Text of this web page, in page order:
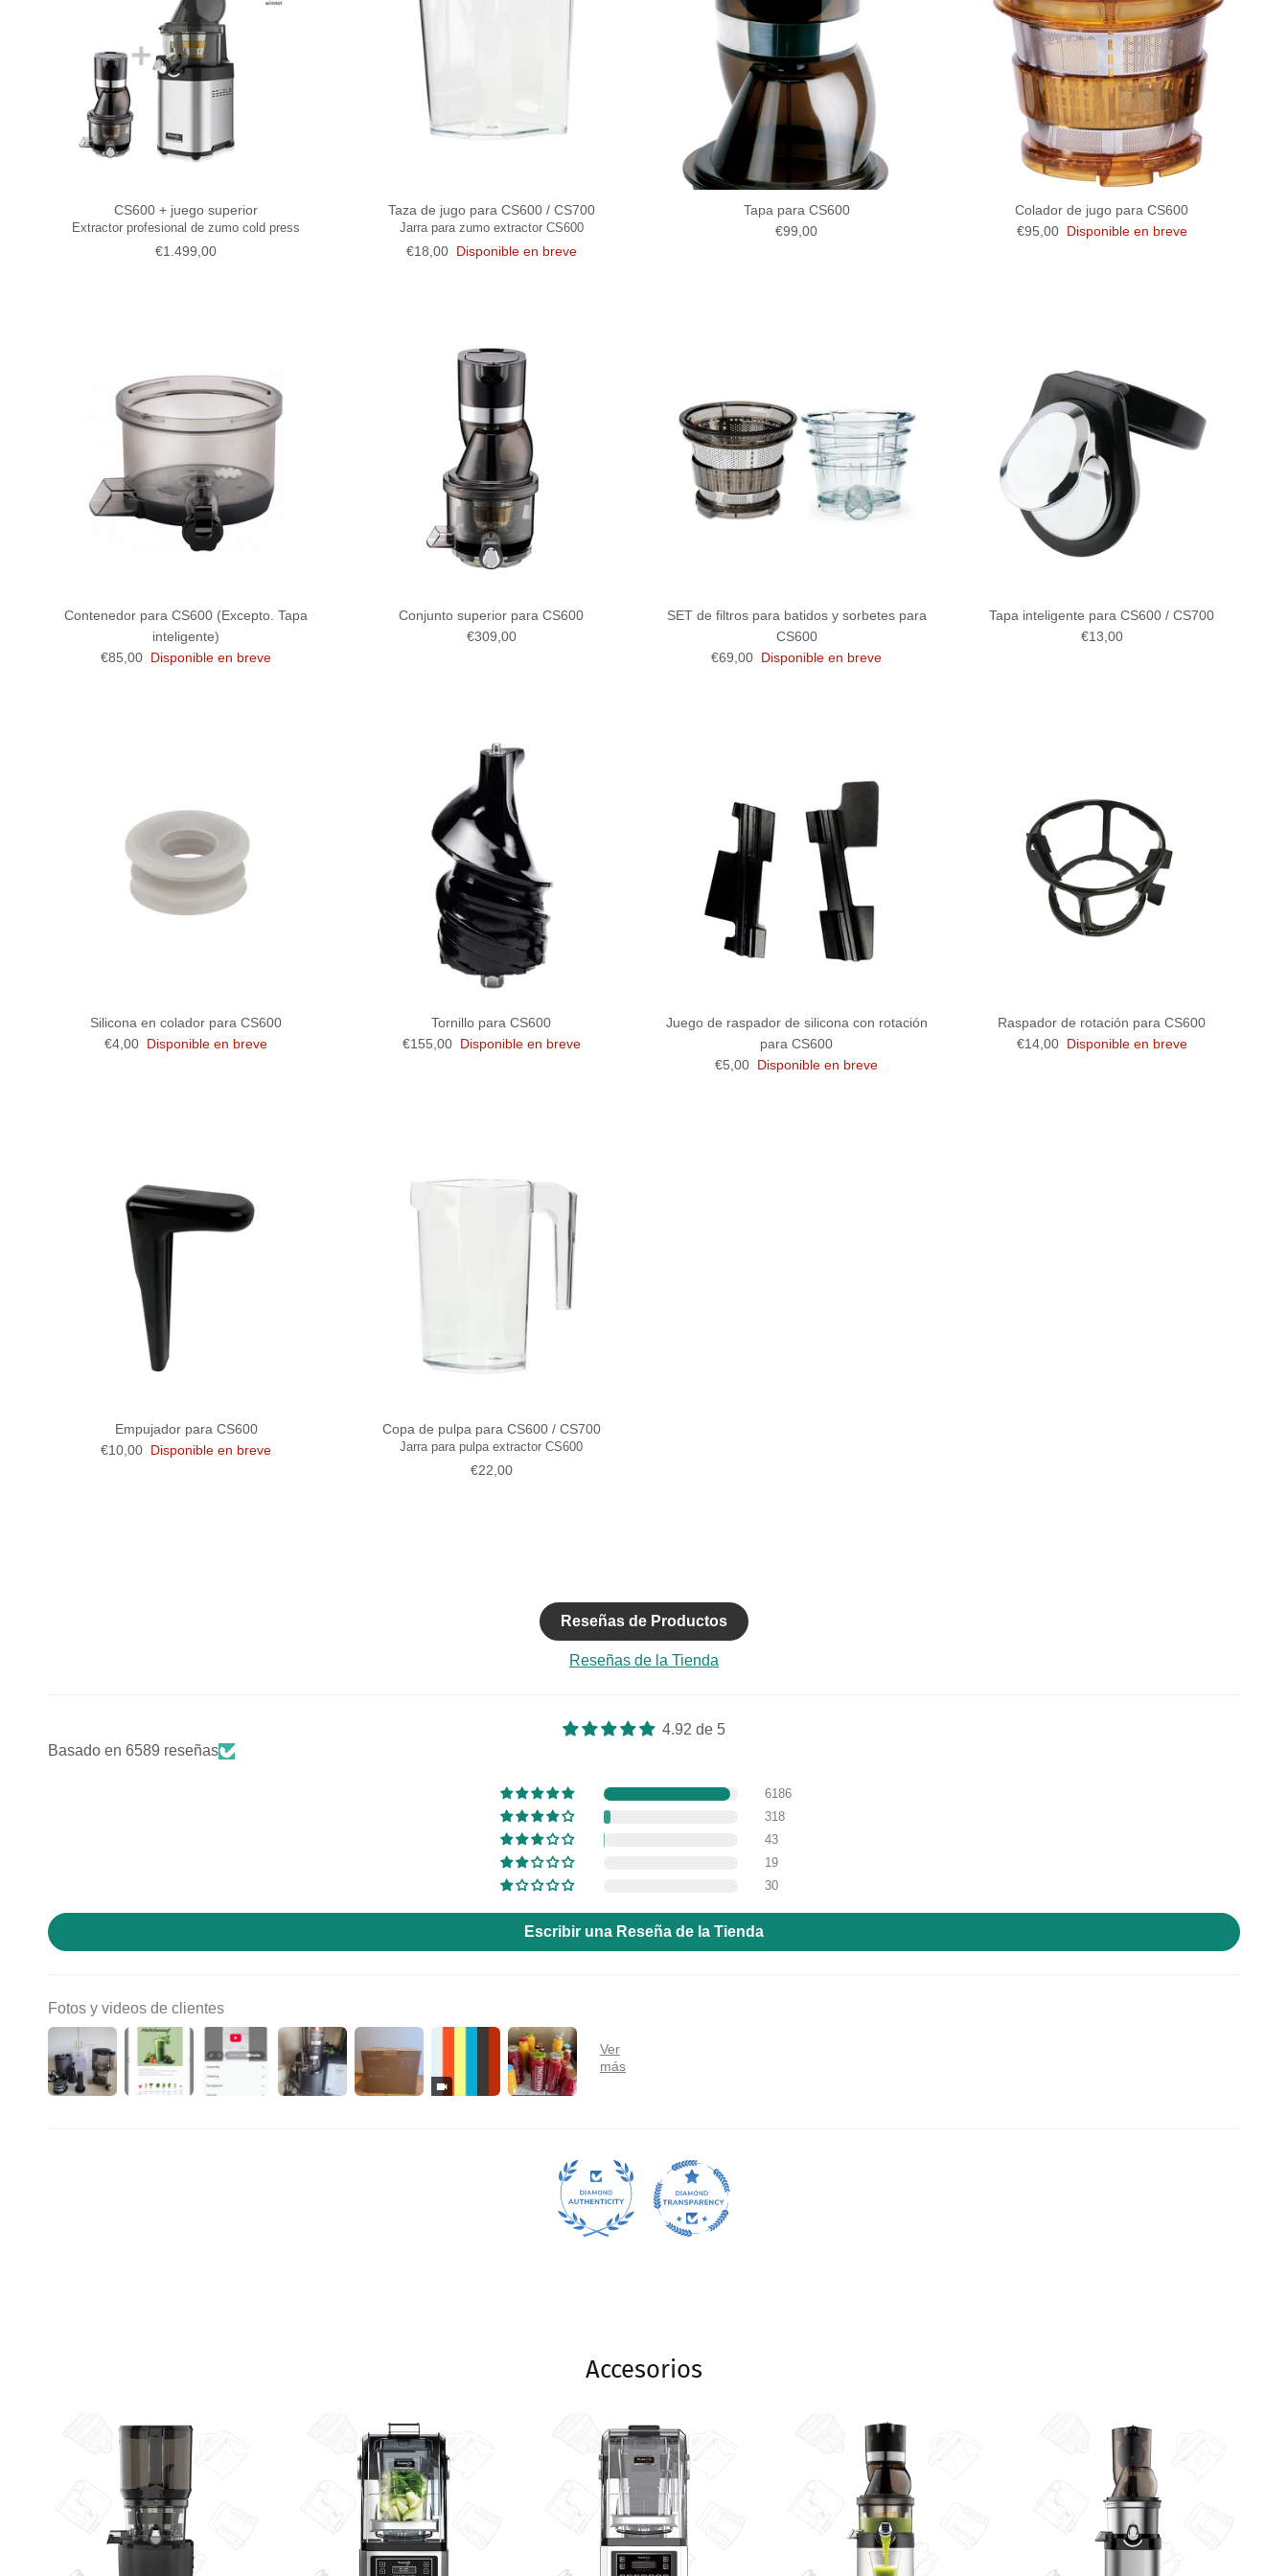
CS600 + juego superior
Extractor profesional de zumo cold press
Precio normal
€1.499,00
Taza de jugo para CS600 / CS700
Jarra para zumo extractor CS600
Precio normal
€18,00 Disponible en breve
Tapa para CS600
Precio normal
€99,00
Colador de jugo para CS600
Precio normal
€95,00 Disponible en breve
Contenedor para CS600 (Excepto. Tapa
inteligente)
Precio normal
€85,00 Disponible en breve
Conjunto superior para CS600
Precio normal
€309,00
SET de filtros para batidos y sorbetes para
CS600
Precio normal
€69,00 Disponible en breve
Tapa inteligente para CS600 / CS700
Precio normal
€13,00
Silicona en colador para CS600
Precio normal
€4,00 Disponible en breve
Tornillo para CS600
Precio normal
€155,00 Disponible en breve
Juego de raspador de silicona con rotación
para CS600
Precio normal
€5,00 Disponible en breve
Raspador de rotación para CS600
Precio normal
€14,00 Disponible en breve
Empujador para CS600
Precio normal
€10,00 Disponible en breve
Copa de pulpa para CS600 / CS700
Jarra para pulpa extractor CS600
Precio normal
€22,00
Reseñas de Productos
Reseñas de la Tienda
4.92 de 5
Basado en 6589 reseñas
6186
318
43
19
30
Escribir una Reseña de la Tienda
Fotos y videos de clientes
Accesorios
Regístrate y ahorra
Atraiga a los clientes para que se registren en su lista de correo con
descuentos u ofertas exclusivas.